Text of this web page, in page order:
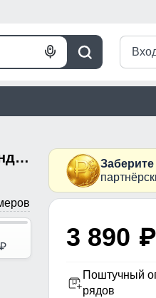
Поиск
Голосовой
Ветровка женская софтшелл виндстоппер с капюшоном спортивная темно-фиолетового цвета 9616_1TF
p
Заберите
3 890 p
Поштучный
рядов